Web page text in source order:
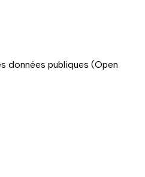
données publiques (Open